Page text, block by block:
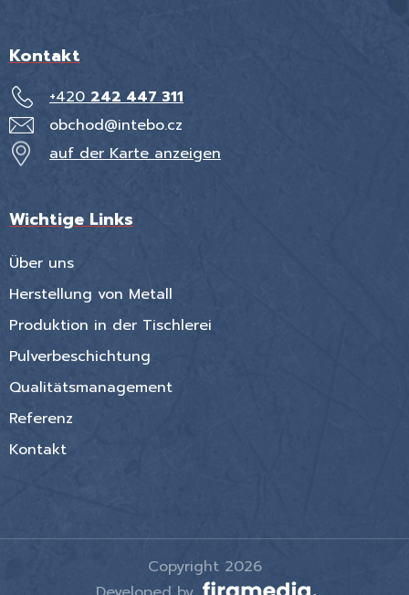
Kontakt
+420242 447 311
obchod@intebo.cz
auf der Karte anzeigen
Wichtige Links
Über uns
Herstellung von Metall
Produktion in der Tischlerei
Pulverbeschichtung
Qualitätsmanagement
Referenz
Kontakt
Copyright 2026